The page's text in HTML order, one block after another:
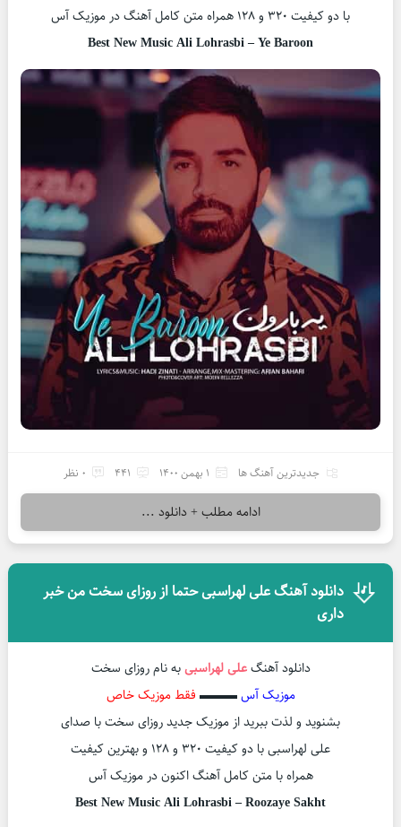
با دو کیفیت ۳۲۰ و ۱۲۸ همراه متن کامل آهنگ در موزیک آس
Best New Music Ali Lohrasbi – Ye Baroon
جدیدترین آهنگ ها 1 بهمن 1400 441 0 نظر
ادامه مطلب + دانلود ...
دانلود آهنگ علی لهراسبی حتما از روزای سخت من خبر
داری
دانلود آهنگعلی لهراسبی به نام روزای سخت
موزیک آس▬▬▬ فقط موزیک خاص
بشنوید و لذت ببرید از موزیک جدید روزای سخت با صدای
علی لهراسبی با دو کیفیت 320 و 128 و بهترین کیفیت
همراه با متن کامل آهنگ اکنون در موزیک آس
Best New Music Ali Lohrasbi – Roozaye Sakht